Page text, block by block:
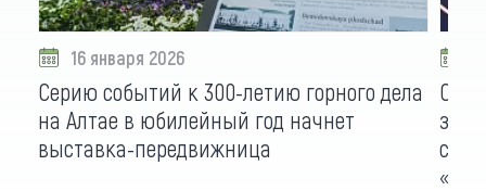
16 января 2026
Серию событий к 300-летию горного дела
на Алтае в юбилейный год начнет
выставка-передвижница